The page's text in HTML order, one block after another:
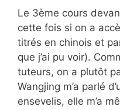
Le 3ème cours
cette fois si on a
titrés en chinois et
que j’ai pu voir).
tuteurs, on a plutôt
Wangjing m’a parlé
ensevelis, elle m’a